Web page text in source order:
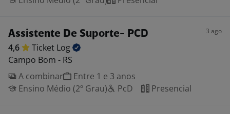
Assistente De Suporte- PCD 3 ago
4,6 Ticket Log
Campo Bom - RS
A combinar
Entre 1 e 3 anos
Ensino Médio (2º Grau)
PcD Presencial